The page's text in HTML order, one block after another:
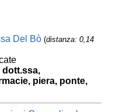
Del Bò (distanza: 0,14
dott.ssa,
piera, ponte,